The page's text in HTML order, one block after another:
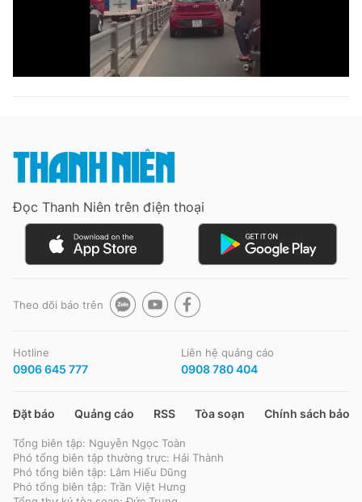
Đọc Thanh Niên trên điện thoại
Theo dõi báo trên
Hotline
0906 645 777
Liên hệ quảng cáo
0908 780 404
Đặt báo Quảng cáo RSS Tòa soạn Chính sách bảo
Tổng biên tập: Nguyễn Ngọc Toàn
Phó tổng biên tập thường trực: Hải Thành
Phó tổng biên tập: Lâm Hiếu Dũng
Phó tổng biên tập: Trần Việt Hưng